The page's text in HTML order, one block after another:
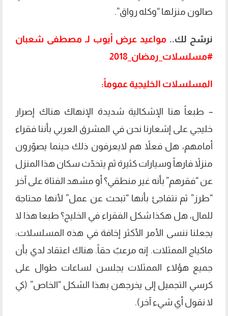
صالون منزلها “وكله رواق”.
نرشح لك.. مواعيد عرض أيوب لـ مصطفى شعبان
#مسلسلات_رمضان_2018
المسلسلات الخليجية عموماً:
– طبعاً هنا الإشكالية شديدة الإنهاك هناك إصرار
خليجي على إشعارنا نحن في المشرق العربي بأننا فقراء
أمامهم، هل فعلاً هم لايعرفون ذلك حينما يصوّرون
منزلاً فارهاً وسيارات كثيرة ثم يتحدّث سكان هذا المنزل
عن “فقرهم” بأنه غير منطقي؟ أو مشهد الفتاة على آخر
“طرز” ثم نتفاجئ بأنها “تبحث عن عمل” لأنها محتاجة
للمال، هل هكذا شكل الفقراء في الخليج؟ طبعا هذا لا
يجعلنا ننسى الأمر الأكثر إخافة في هذه المسلسلات:
ماكياج الممثلات. إنه مرعبٌ حقاً. هناك اعتقاد لدي بأن
جميع هؤلاء الممثلات يجلسن لساعات طوال على
كرسي التجميل إلى يخرجهن بهذا الشكل “الخاص” (كي
لا نقول أي شيء آخر).